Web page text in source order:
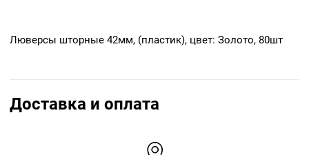
Люверсы шторные 42мм, (пластик), цвет: Золото, 80шт
Доставка и оплата